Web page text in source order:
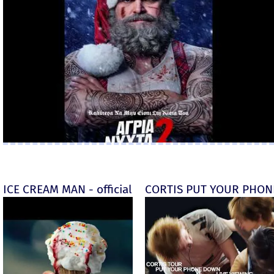
ICE CREAM MAN - official CORTIS PUT YOUR